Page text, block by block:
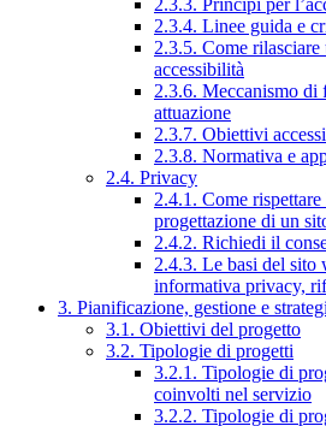
2.3.3. Principi per
2.3.4. Linee guida e
2.3.5. Come
accessibilità
2.3.6. Meccanismo di
attuazione
2.3.7. Obiettivi
2.3.8. Normativa e
2.4. Privacy
2.4.1. Come
progettazione di un
2.4.2. Richiedi il
2.4.3. Le basi del sito
informativa privacy,
3. Pianificazione, gestione e
3.1. Obiettivi del progetto
3.2. Tipologie di progetti
3.2.1. Tipologie di
coinvolti nel servizio
3.2.2. Tipologie di